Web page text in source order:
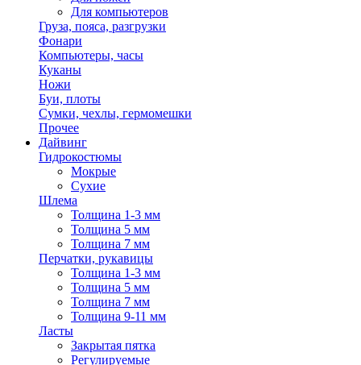
Для компьютеров
Груза, пояса, разгрузки
Фонари
Компьютеры, часы
Куканы
Ножи
Буи, плоты
Сумки, чехлы, гермомешки
Прочее
Дайвинг
Гидрокостюмы
Мокрые
Сухие
Шлема
Толщина 1-3 мм
Толщина 5 мм
Толщина 7 мм
Перчатки, рукавицы
Толщина 1-3 мм
Толщина 5 мм
Толщина 7 мм
Толщина 9-11 мм
Ласты
Закрытая пятка
Регулируемые